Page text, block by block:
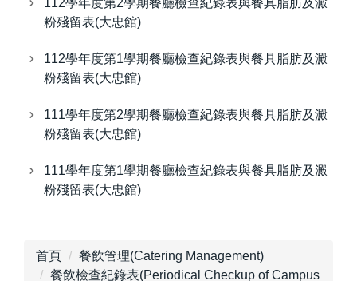
112學年度第2學期餐廳檢查紀錄表與餐具脂肪及澱
粉殘留表(大忠館)
112學年度第1學期餐廳檢查紀錄表與餐具脂肪及澱
粉殘留表(大忠館)
111學年度第2學期餐廳檢查紀錄表與餐具脂肪及澱
粉殘留表(大忠館)
111學年度第1學期餐廳檢查紀錄表與餐具脂肪及澱
粉殘留表(大忠館)
首頁
餐飲管理(Catering Management)
餐飲檢查紀錄表(Periodical Checkup of Campus